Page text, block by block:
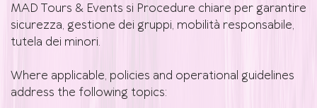
MAD Tours & Events si Procedure chiare per garantire
sicurezza, gestione dei gruppi, mobilità responsabile,
tutela dei minori.
Where applicable, policies and operational guidelines
address the following topics: